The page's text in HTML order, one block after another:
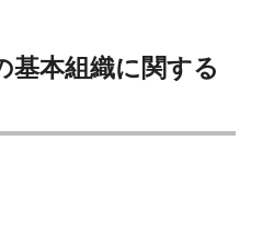
基本組織に関する